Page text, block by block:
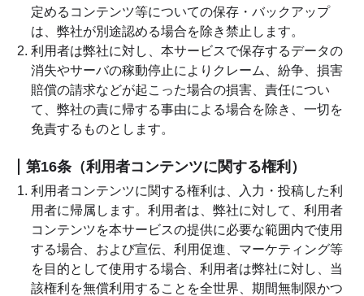
定めるコンテンツ等についての保存・バックアップ
は、弊社が別途認める場合を除き禁止します。
利用者は弊社に対し、本サービスで保存するデータの
消失やサーバの稼動停止によりクレーム、紛争、損害
賠償の請求などが起こった場合の損害、責任につい
て、弊社の責に帰する事由による場合を除き、一切を
免責するものとします。
第16条（利用者コンテンツに関する権利）
利用者コンテンツに関する権利は、入力・投稿した利
用者に帰属します。利用者は、弊社に対して、利用者
コンテンツを本サービスの提供に必要な範囲内で使用
する場合、および宣伝、利用促進、マーケティング等
を目的として使用する場合、利用者は弊社に対し、当
該権利を無償利用することを全世界、期間無制限かつ